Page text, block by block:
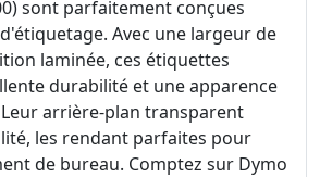
sont parfaitement conçues
Avec une largeur de
laminée, ces étiquettes
durabilité et une apparence
arrière-plan transparent
les rendant parfaites pour
de bureau. Comptez sur Dymo